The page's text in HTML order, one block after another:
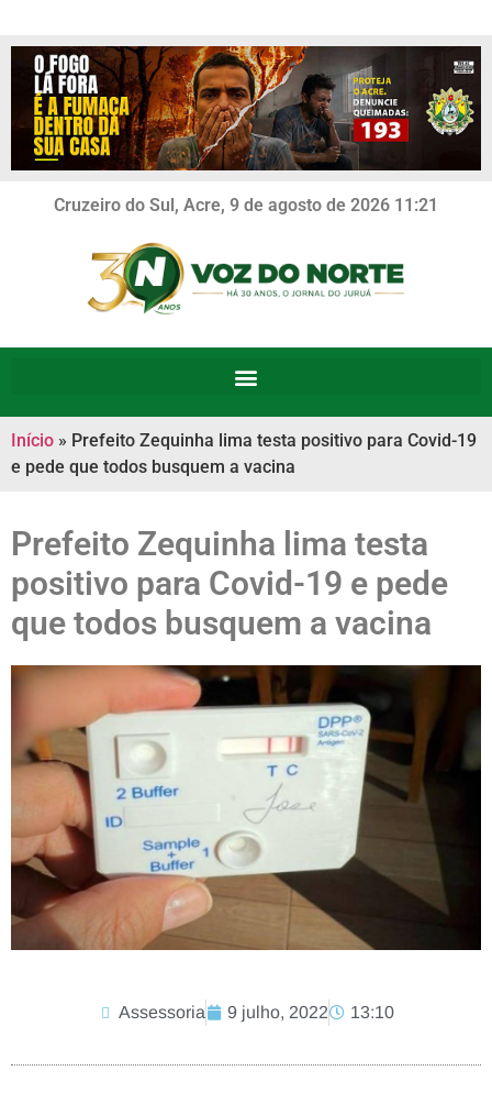
Cruzeiro do Sul, Acre, 9 de agosto de 2026 11:21
Início » Prefeito Zequinha lima testa positivo para Covid-19
e pede que todos busquem a vacina
Prefeito Zequinha lima testa
positivo para Covid-19 e pede
que todos busquem a vacina
Assessoria 9 julho, 2022 13:10